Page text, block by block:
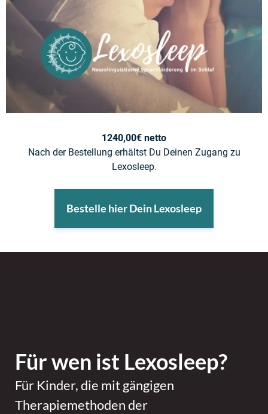
1240,00€ netto
Nach der Bestellung erhältst Du Deinen Zugang zu
Lexosleep.
Bestelle hier Dein Lexosleep
Für wen ist Lexosleep?
Für Kinder, die mit gängigen
Therapiemethoden der